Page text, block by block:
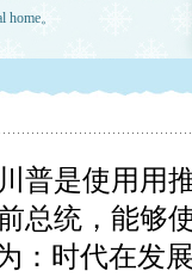
home。
普是使用用
总统，能够
：时代在发